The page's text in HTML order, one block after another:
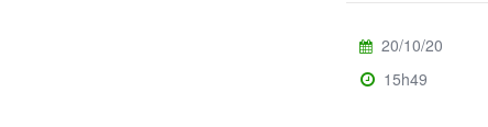
20/10/20
15h49